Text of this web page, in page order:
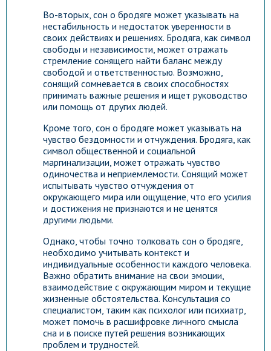
Во-вторых, сон о бродяге может указывать на
нестабильность и недостаток уверенности в
своих действиях и решениях. Бродяга, как символ
свободы и независимости, может отражать
стремление сонящего найти баланс между
свободой и ответственностью. Возможно,
сонящий сомневается в своих способностях
принимать важные решения и ищет руководство
или помощь от других людей.
Кроме того, сон о бродяге может указывать на
чувство бездомности и отчуждения. Бродяга, как
символ общественной и социальной
маргинализации, может отражать чувство
одиночества и неприемлемости. Сонящий может
испытывать чувство отчуждения от
окружающего мира или ощущение, что его усилия
и достижения не признаются и не ценятся
другими людьми.
Однако, чтобы точно толковать сон о бродяге,
необходимо учитывать контекст и
индивидуальные особенности каждого человека.
Важно обратить внимание на свои эмоции,
взаимодействие с окружающим миром и текущие
жизненные обстоятельства. Консультация со
специалистом, таким как психолог или психиатр,
может помочь в расшифровке личного смысла
сна и в поиске путей решения возникающих
проблем и трудностей.